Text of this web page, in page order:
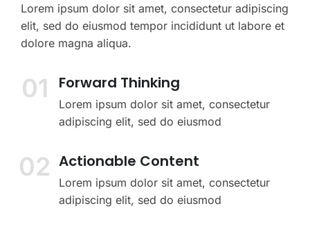
Lorem ipsum dolor sit amet, consectetur adipiscing
elit, sed do eiusmod tempor incididunt ut labore et
dolore magna aliqua.
01 Forward Thinking
Lorem ipsum dolor sit amet, consectetur
adipiscing elit, sed do eiusmod
02 Actionable Content
Lorem ipsum dolor sit amet, consectetur
adipiscing elit, sed do eiusmod